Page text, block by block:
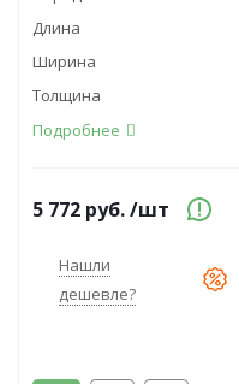
Длина
Ширина
Толщина
Подробнее
5 772 руб./шт
Нашли
дешевле?